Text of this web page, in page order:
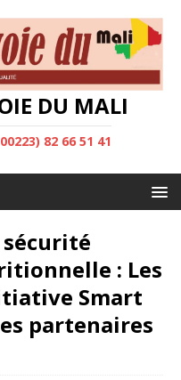
DU MALI
82 66 51 41
: Les
Smart
partenaires